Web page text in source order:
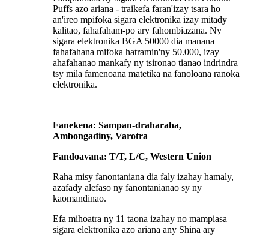
Puffs azo ariana - traikefa faran'izay tsara ho
an'ireo mpifoka sigara elektronika izay mitady
kalitao, fahafaham-po ary fahombiazana. Ny
sigara elektronika BGA 50000 dia manana
fahafahana mifoka hatramin'ny 50.000, izay
ahafahanao mankafy ny tsironao tianao indrindra
tsy mila famenoana matetika na fanoloana ranoka
elektronika.
Fanekena: Sampan-draharaha,
Ambongadiny, Varotra
Fandoavana: T/T, L/C, Western Union
Raha misy fanontaniana dia faly izahay hamaly,
azafady alefaso ny fanontanianao sy ny
kaomandinao.
Efa mihoatra ny 11 taona izahay no mampiasa
sigara elektronika azo ariana any Shina ary